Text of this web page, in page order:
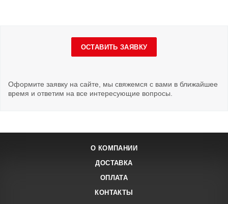
ОСТАВИТЬ ЗАЯВКУ
Оформите заявку на сайте, мы свяжемся с вами в ближайшее
время и ответим на все интересующие вопросы.
О КОМПАНИИ
ДОСТАВКА
ОПЛАТА
КОНТАКТЫ